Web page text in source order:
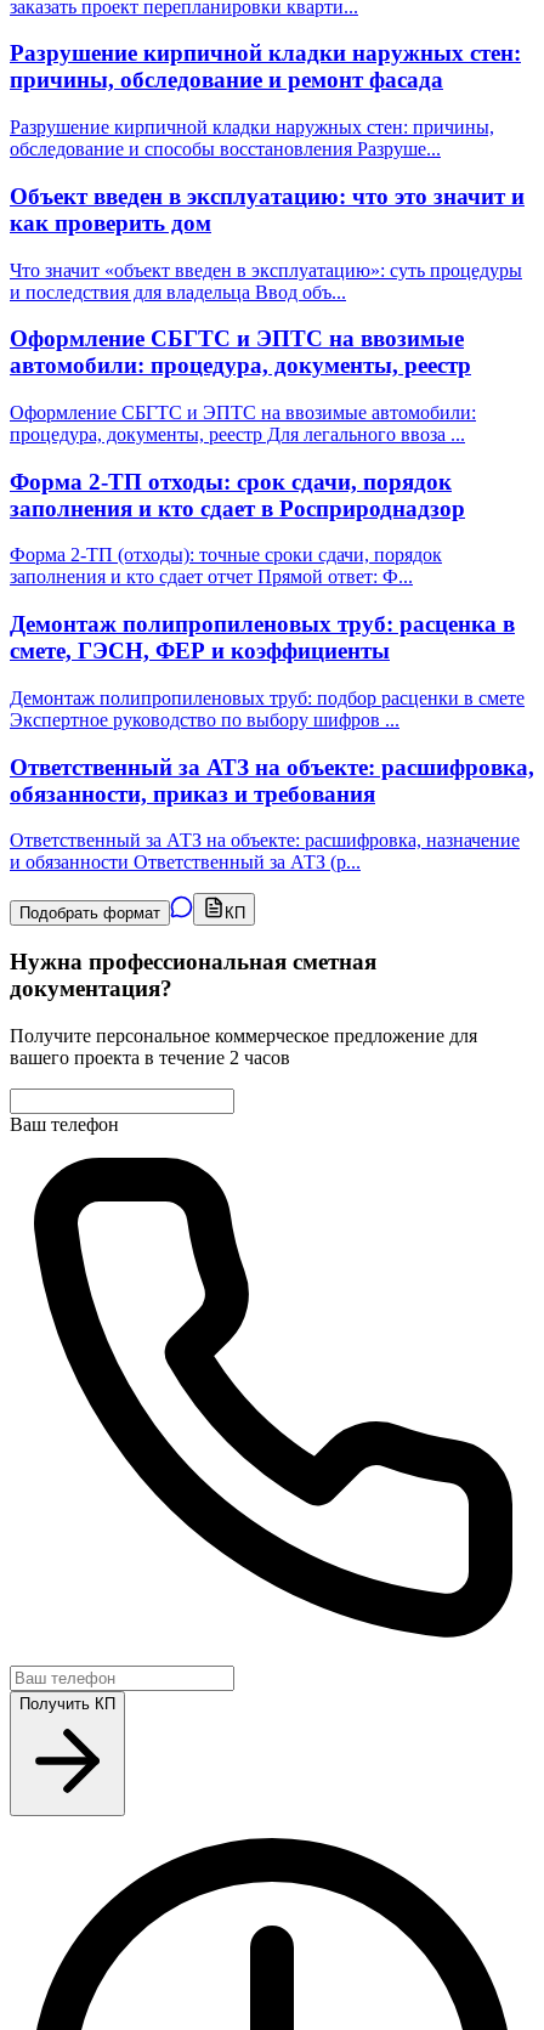
заказать проект перепланировки кварти...
Разрушение кирпичной кладки наружных стен:
причины, обследование и ремонт фасада
Разрушение кирпичной кладки наружных стен: причины,
обследование и способы восстановления Разруше...
Объект введен в эксплуатацию: что это значит и
как проверить дом
Что значит «объект введен в эксплуатацию»: суть процедуры
и последствия для владельца Ввод объ...
Оформление СБГТС и ЭПТС на ввозимые
автомобили: процедура, документы, реестр
Оформление СБГТС и ЭПТС на ввозимые автомобили:
процедура, документы, реестр Для легального ввоза ...
Форма 2-ТП отходы: срок сдачи, порядок
заполнения и кто сдает в Росприроднадзор
Форма 2-ТП (отходы): точные сроки сдачи, порядок
заполнения и кто сдает отчет Прямой ответ: Ф...
Демонтаж полипропиленовых труб: расценка в
смете, ГЭСН, ФЕР и коэффициенты
Демонтаж полипропиленовых труб: подбор расценки в смете
Экспертное руководство по выбору шифров ...
Ответственный за АТЗ на объекте: расшифровка,
обязанности, приказ и требования
Ответственный за АТЗ на объекте: расшифровка, назначение
и обязанности Ответственный за АТЗ (р...
Подобрать формат КП
Нужна профессиональная сметная
документация?
Получите персональное коммерческое предложение для
вашего проекта в течение 2 часов
Ваш телефон
Получить КП